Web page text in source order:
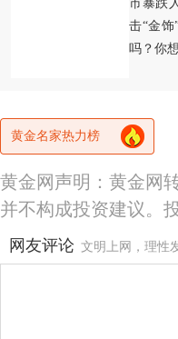
市暴跌
击“金
吗？你
黄金名家热力榜
黄金网声明：黄金网
并不构成投资建议。
网友评论 文明上网，理性